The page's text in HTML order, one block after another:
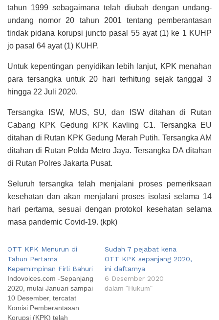
tahun 1999 sebagaimana telah diubah dengan undang-
undang nomor 20 tahun 2001 tentang pemberantasan
tindak pidana korupsi juncto pasal 55 ayat (1) ke 1 KUHP
jo pasal 64 ayat (1) KUHP.
Untuk kepentingan penyidikan lebih lanjut, KPK menahan
para tersangka untuk 20 hari terhitung sejak tanggal 3
hingga 22 Juli 2020.
Tersangka ISW, MUS, SU, dan ISW ditahan di Rutan
Cabang KPK Gedung KPK Kavling C1. Tersangka EU
ditahan di Rutan KPK Gedung Merah Putih. Tersangka AM
ditahan di Rutan Polda Metro Jaya. Tersangka DA ditahan
di Rutan Polres Jakarta Pusat.
Seluruh tersangka telah menjalani proses pemeriksaan
kesehatan dan akan menjalani proses isolasi selama 14
hari pertama, sesuai dengan protokol kesehatan selama
masa pandemic Covid-19. (kpk)
OTT KPK Menurun di
Tahun Pertama
Kepemimpinan Firli Bahuri
Indovoices.com -Sepanjang
2020, mulai Januari sampai
10 Desember, tercatat
Komisi Pemberantasan
Korupsi (KPK) telah
Sudah 7 pejabat kena
OTT KPK sepanjang 2020,
ini daftarnya
6 Desember 2020
dalam "Hukum"